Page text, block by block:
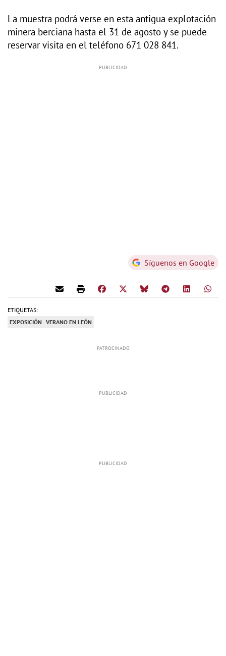
La muestra podrá verse en esta antigua explotación
minera berciana hasta el 31 de agosto y se puede
reservar visita en el teléfono 671 028 841.
Síguenos en Google
ETIQUETAS:
EXPOSICIÓN VERANO EN LEÓN